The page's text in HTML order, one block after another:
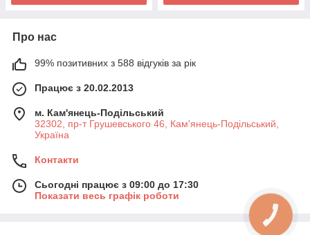
Про нас
99% позитивних з 588 відгуків за рік
Працює з 20.02.2013
м. Кам'янець-Подільський
32302, пр-т Грушевського 46, Кам'янець-Подільський,
Україна
Контакти
Сьогодні працює з 09:00 до 17:30
Показати весь графік роботи
КНОПКА
ЗВ'ЯЗКУ